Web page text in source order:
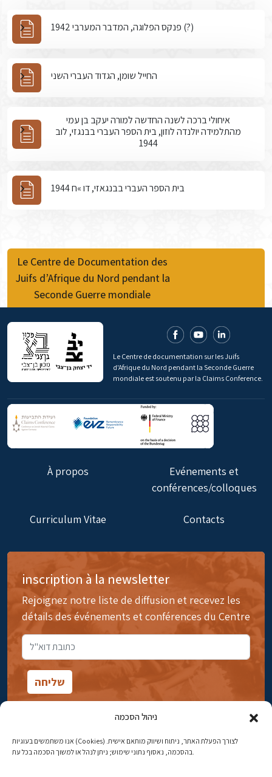
ניהול הסכמה
אנו משתמשים בעוגיות (Cookies) לצורך הפעלת האתר, ניתוח ושיווק מותאם אישית.
בהסכמה, נאסוף נתוני שימוש; ניתן לנהל או למשוך הסכמה בכל עת.
פנקס הפלוגה, המדבר המערבי 1942 (?)
החייל שומן, הגדוד העברי השני
איחולי ברכה לשנה החדשה למורה יעקב בן עמי
מהתלמידה יולנדה לוזון, בית הספר העברי בבנגזי, לוב
1944
בית הספר העברי בבנגאזי, דו »ח 1944
Le Centre de Documentation des
Juifs d’Afrique du Nord pendant la
Seconde Guerre mondiale
Le Centre de documentation sur les Juifs
d'Afrique du Nord pendant la Seconde Guerre
mondiale est soutenu par la Claims Conference.
À propos
Evénements et
conférences/colloques
Curriculum Vitae Contacts
inscription à la newsletter
Rejoignez notre liste de diffusion et recevez les
détails des événements et conférences du Centre
14rue Ibn Gavirol, Rehavia, Jérusalem